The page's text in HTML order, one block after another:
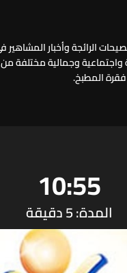
الرائجة وأخبار المشاهير
واجتماعية وجمالية مختلفة
المطبخ.
10:55
المدة: 5 دقيقة